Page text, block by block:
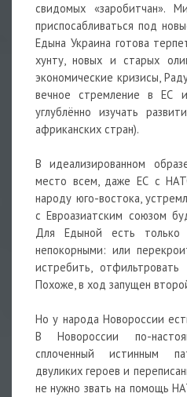
свидомых «заробитчан».
приспосабливаться под
Едына Украина готова
хунту, новых и старых
экономические кризисы,
вечное стремление в ЕС
углублённо изучать
африканских стран).
В идеализированном
место всем, даже ЕС с
народу юго-востока,
с Евроазиатским союзом
Для Едыной есть
непокорными: или
истребить,
Похоже, в ход запущен
Но у народа Новороссии
В Новороссии по-
сплоченный истинным
двуликих героев и
не нужно звать на помощь